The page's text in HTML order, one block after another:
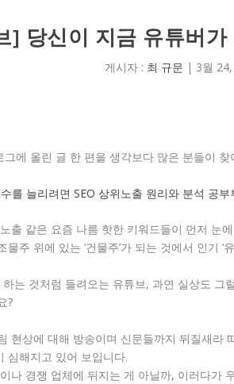
] 당신이 지금 유튜버
게시자 : 최 규문 | 3월
그에 올린 글 한 편을 생각보다 많은 분들이
를 늘리려면 SEO 상위노출 원리와 분석 공부
출 같은 요즘 나름 핫한 키워드들이 먼저 눈
물주 위에 있는 ‘건물주’가 되는 것에서 인기
하는 것처럼 들려오는 유튜브, 과연 실상도
?
현상에 대해 방송이며 신문들까지 뒤질새라
심해지고 있어 보입니다.
나 경쟁 업체에 뒤지는 게 아닐까, 이러다가